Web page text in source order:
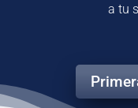
a tu